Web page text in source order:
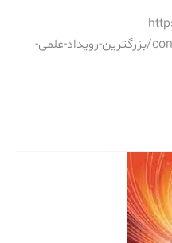
content/uploads/sites/2/2024/02/بزرگترین-رویداد-علمی-